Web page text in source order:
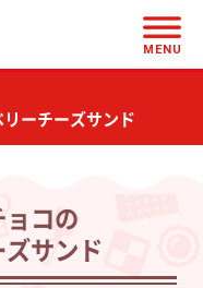
MENU
ーチーズサンド
ョコの
サンド